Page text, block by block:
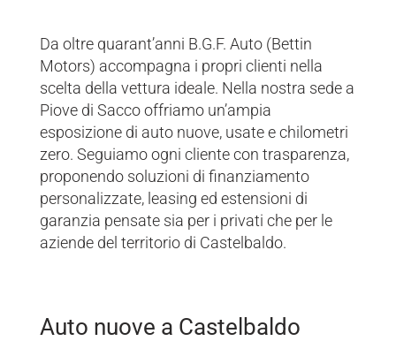
Da oltre quarant’anni B.G.F. Auto (Bettin
Motors) accompagna i propri clienti nella
scelta della vettura ideale. Nella nostra sede a
Piove di Sacco offriamo un’ampia
esposizione di auto nuove, usate e chilometri
zero. Seguiamo ogni cliente con trasparenza,
proponendo soluzioni di finanziamento
personalizzate, leasing ed estensioni di
garanzia pensate sia per i privati che per le
aziende del territorio di Castelbaldo.
Auto nuove a Castelbaldo